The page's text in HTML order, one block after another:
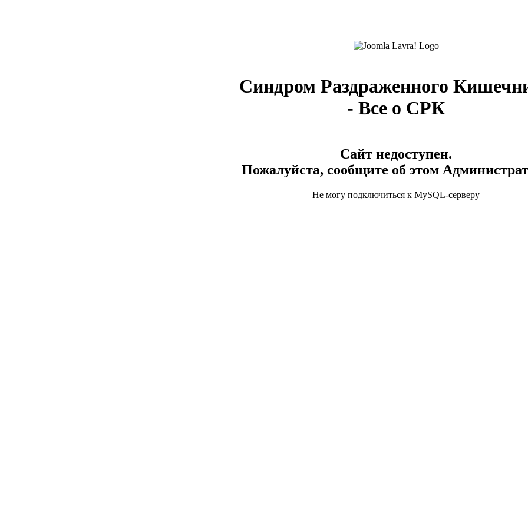
Синдром Раздраженного
- Все о СРК
Сайт недоступен.
Пожалуйста, сообщите об этом
Не могу подключиться к MySQL-серверу